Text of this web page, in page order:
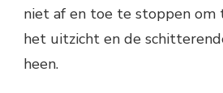
niet af en toe te stoppen om
het uitzicht en de
heen.